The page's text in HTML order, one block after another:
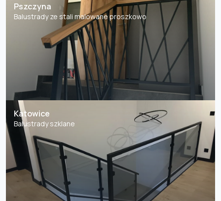
Pszczyna
Balustrady ze stali malowane proszkowo
Katowice
Balustrady szklane